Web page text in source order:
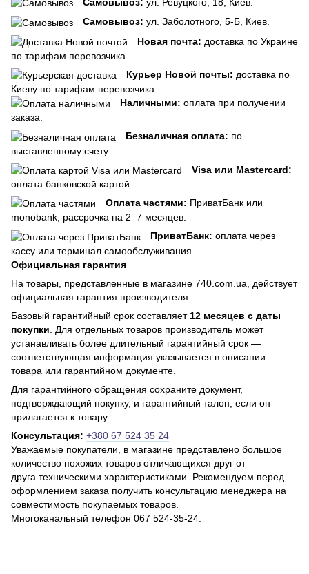
Самовывоз: ул. Заболотного, 5-Б, Киев.
Новая почта: доставка по Украине
по тарифам перевозчика.
Курьер Новой почты: доставка по
Киеву по тарифам перевозчика.
Наличными: оплата при получении
заказа.
Безналичная оплата: по
выставленному счету.
Visa или Mastercard:
оплата банковской картой.
Оплата частями: ПриватБанк или
monobank, рассрочка на 2–7 месяцев.
ПриватБанк: оплата через
кассу или терминал самообслуживания.
Официальная гарантия
На товары, представленные в магазине 740.com.ua, действует
официальная гарантия производителя.
Базовый гарантийный срок составляет 12 месяцев с даты
покупки . Для отдельных товаров производитель может
устанавливать более длительный гарантийный срок —
соответствующая информация указывается в описании
товара или гарантийном документе.
Для гарантийного обращения сохраните документ,
подтверждающий покупку, и гарантийный талон, если он
прилагается к товару.
Консультация: +380 67 524 35 24
Уважаемые покупатели, в магазине представлено большое
количество похожих товаров отличающихся друг от
друга техническими характеристиками. Рекомендуем перед
оформлением заказа получить консультацию менеджера на
совместимость покупаемых товаров.
Многоканальный телефон 067 524-35-24.